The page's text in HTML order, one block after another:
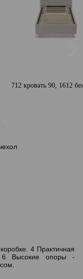
712 кровать 90, 1612
кровать 160, 1611
4 Практичная
6 Высокие опоры -